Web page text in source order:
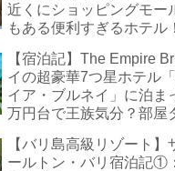
近くにショッピングモー
もある便利すぎるホテル！
【宿泊記】The Empire
イの超豪華7つ星ホテル
イア・ブルネイ」に泊ま
万円台で王族気分？部屋
【バリ島高級リゾート】
ールトン・バリ宿泊記①